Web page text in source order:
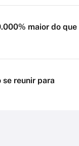
maior do que
se reunir para